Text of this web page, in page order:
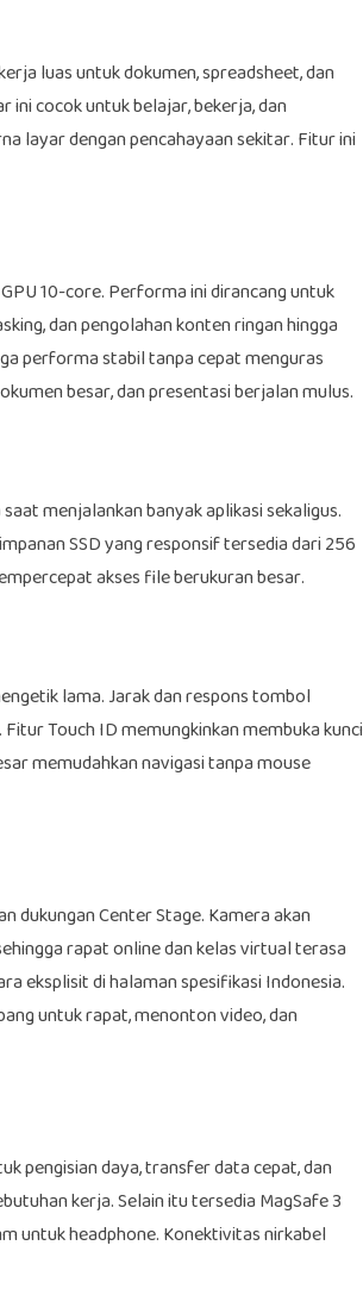
luas untuk dokumen, spreadsheet, dan
cocok untuk belajar, bekerja, dan
layar dengan pencahayaan sekitar. Fitur ini
10-core. Performa ini dirancang untuk
dan pengolahan konten ringan hingga
performa stabil tanpa cepat menguras
besar, dan presentasi berjalan mulus.
menjalankan banyak aplikasi sekaligus.
SSD yang responsif tersedia dari 256
akses file berukuran besar.
lama. Jarak dan respons tombol
Touch ID memungkinkan membuka kunci
memudahkan navigasi tanpa mouse
dukungan Center Stage. Kamera akan
rapat online dan kelas virtual terasa
eksplisit di halaman spesifikasi Indonesia.
untuk rapat, menonton video, dan
pengisian daya, transfer data cepat, dan
kerja. Selain itu tersedia MagSafe 3
untuk headphone. Konektivitas nirkabel